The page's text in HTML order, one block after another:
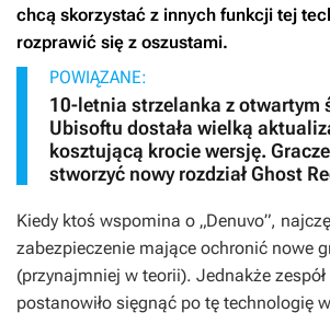
chcą skorzystać z innych funkcji tej
rozprawić się z oszustami.
POWIĄZANE:
10-letnia strzelanka z otwartym
Ubisoftu dostała wielką
kosztującą krocie wersję.
stworzyć nowy rozdział Ghost
Kiedy ktoś wspomina o „Denuvo”,
zabezpieczenie mające ochronić nowe
(przynajmniej w teorii). Jednakże
postanowiło sięgnąć po tę technologię